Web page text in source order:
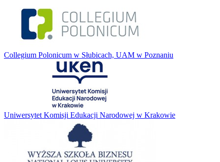
Collegium Polonicum w Słubicach, UAM w Poznaniu
Uniwersytet Komisji Edukacji Narodowej w Krakowie